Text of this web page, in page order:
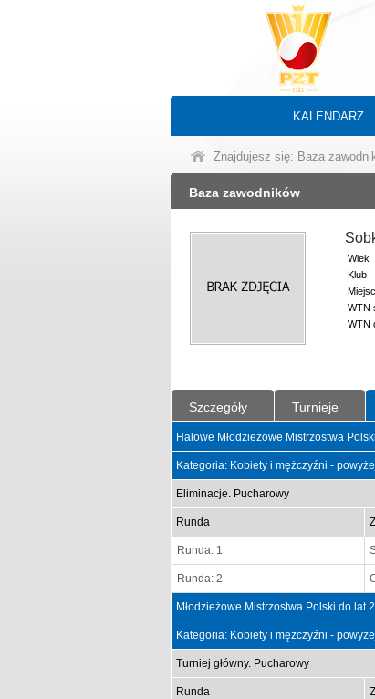
KALENDARZ
Znajdujesz się: Baza
Baza zawodników
Wiek
Klub
WTN
WTN
Szczegóły Turnieje
Halowe Młodzieżowe Mistrzostwa
Kategoria: Kobiety i mężczyźni -
Eliminacje. Pucharowy
Runda
Runda: 1
Runda: 2
Młodzieżowe Mistrzostwa Polski do
Kategoria: Kobiety i mężczyźni -
Turniej główny. Pucharowy
Runda